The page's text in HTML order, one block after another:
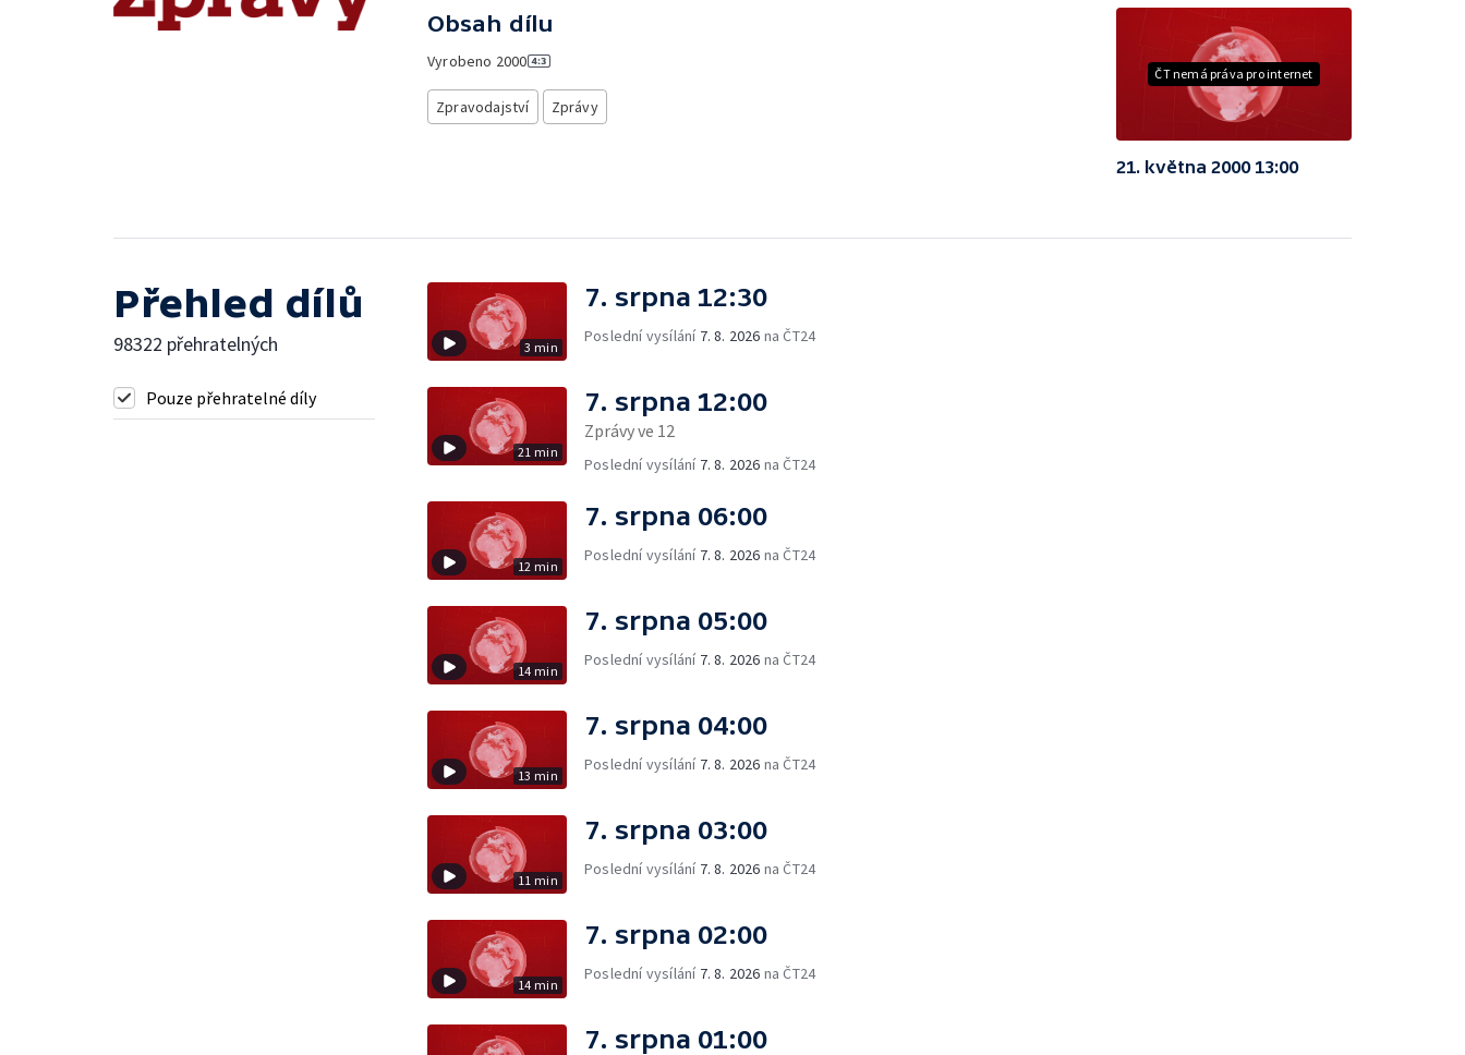
Obsah dílu
Vyrobeno 2000
Zpravodajství Zprávy
ČT nemá práva pro internet
21. května 2000 13:00
Přehled dílů
98322 přehratelných
Pouze přehratelné díly
3 min
7. srpna 12:30
Poslední vysílání 7. 8. 2026 na ČT24
21 min
7. srpna 12:00
Zprávy ve 12
Poslední vysílání 7. 8. 2026 na ČT24
12 min
7. srpna 06:00
Poslední vysílání 7. 8. 2026 na ČT24
14 min
7. srpna 05:00
Poslední vysílání 7. 8. 2026 na ČT24
13 min
7. srpna 04:00
Poslední vysílání 7. 8. 2026 na ČT24
11 min
7. srpna 03:00
Poslední vysílání 7. 8. 2026 na ČT24
14 min
7. srpna 02:00
Poslední vysílání 7. 8. 2026 na ČT24
7. srpna 01:00